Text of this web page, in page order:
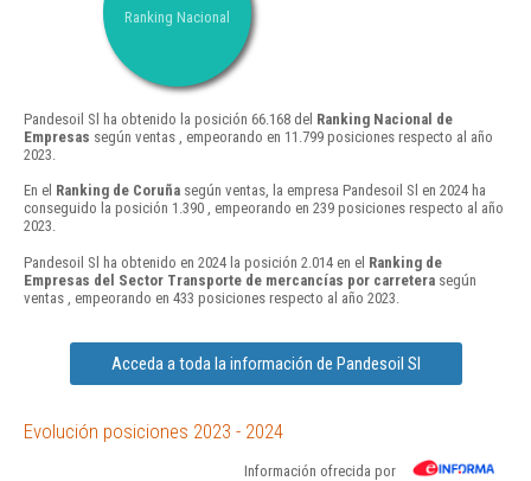
Ranking Nacional
Pandesoil Sl ha obtenido la posición 66.168 del Ranking Nacional de
Empresas según ventas , empeorando en 11.799 posiciones respecto al año
2023.
En el Ranking de Coruña según ventas, la empresa Pandesoil Sl en 2024 ha
conseguido la posición 1.390 , empeorando en 239 posiciones respecto al año
2023.
Pandesoil Sl ha obtenido en 2024 la posición 2.014 en el Ranking de
Empresas del Sector Transporte de mercancías por carretera según
ventas , empeorando en 433 posiciones respecto al año 2023.
Acceda a toda la información de Pandesoil Sl
Evolución posiciones 2023 - 2024
Información ofrecida por